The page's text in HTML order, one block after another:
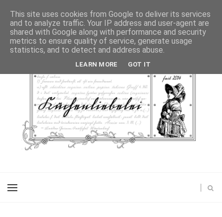
This site uses cookies from Google to deliver its services
and to analyze traffic. Your IP address and user-agent are
shared with Google along with performance and security
metrics to ensure quality of service, generate usage
statistics, and to detect and address abuse.
LEARN MORE GOT IT